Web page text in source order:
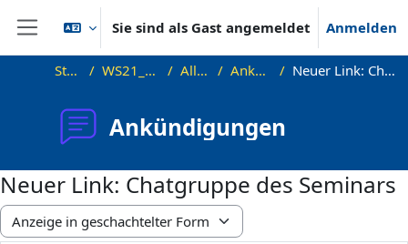
Zum Hauptinhalt
Website-Übersicht
Sie sind als Gast angemeldet Anmelden
Startseite WS21_Sem_GraphVis Allgemeines Ankündigungen Neuer Link: Chatgruppe des Seminars
Ankündigungen
Neuer Link: Chatgruppe des Seminars
Anzeigemodus